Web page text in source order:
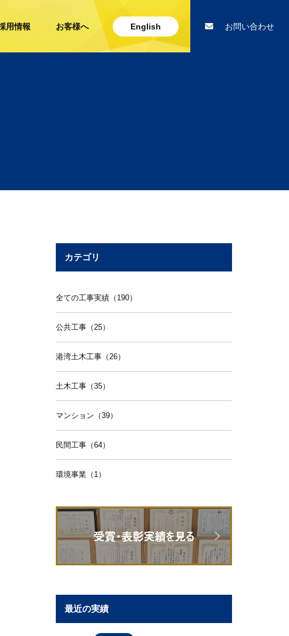
用情報 お客様へ English お問い合わせ
カテゴリ
全ての工事実績（190）
公共工事（25）
港湾土木工事（26）
土木工事（35）
マンション（39）
民間工事（64）
環境事業（1）
最近の実績